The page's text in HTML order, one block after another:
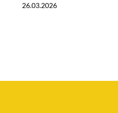
26.03.2026